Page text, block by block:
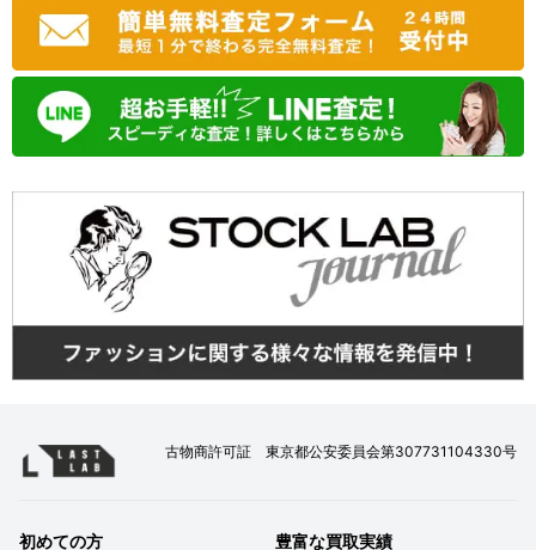
古物商許可証 東京都公安委員会第307731104330号
初めての方 豊富な買取実績